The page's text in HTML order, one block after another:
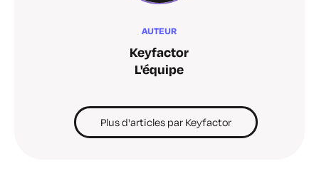
AUTEUR
Keyfactor
L'équipe
Plus d'articles par Keyfactor